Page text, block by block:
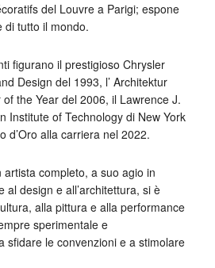
del Louvre a Parigi; espone
di tutto il mondo.
figurano il prestigioso Chrysler
Design del 1993, l’ Architektur
the Year del 2006, il Lawrence J.
Institute of Technology di New York
d’Oro alla carriera nel 2022.
completo, a suo agio in
al design e all’architettura, si è
alla pittura e alla performance
sperimentale e
sfidare le convenzioni e a stimolare